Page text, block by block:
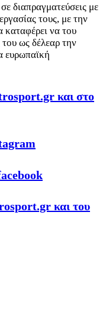
διαπραγματεύσεις με
τους, με την
καταφέρει να του
ως δέλεαρ την
ευρωπαϊκή
και στο
και του